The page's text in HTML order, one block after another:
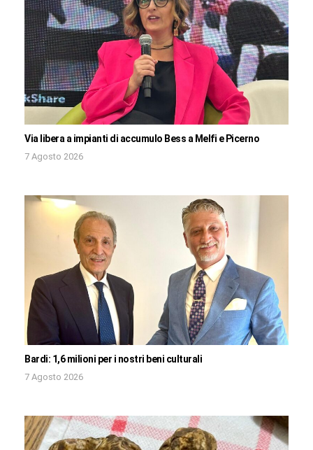
Via libera a impianti di accumulo Bess a Melfi e Picerno
7 Agosto 2026
Bardi: 1,6 milioni per i nostri beni culturali
7 Agosto 2026